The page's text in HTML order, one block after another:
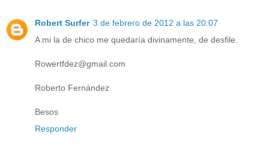
Robert Surfer 3 de febrero de 2012 a las 20:07
A mi la de chico me quedaría divinamente, de desfile.
Rowertfdez@gmail.com
Roberto Fernández
Besos
Responder